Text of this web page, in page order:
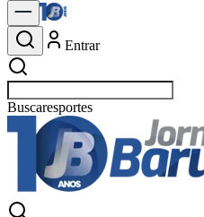
Entrar
Buscarp